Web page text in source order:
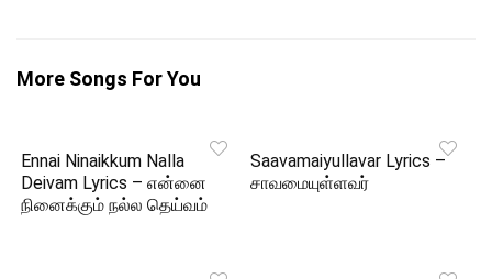
More Songs For You
Ennai Ninaikkum Nalla
Deivam Lyrics – என்னை
நினைக்கும் நல்ல தெய்வம்
Saavamaiyullavar Lyrics –
சாவமையுள்ளவர்